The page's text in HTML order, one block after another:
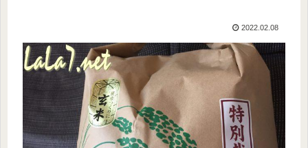
2022.02.08